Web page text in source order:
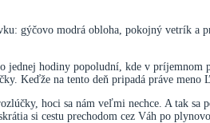
gýčovo modrá obloha, pokojný vetrík a
jednej hodiny popoludní, kde v
Keďže na tento deň pripadá práve meno
hoci sa nám veľmi nechce. A tak sa
si cestu prechodom cez Váh po